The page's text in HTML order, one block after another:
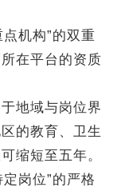
机构”的双重
在平台的资质
地域与岗位界
的教育、卫生
缩短至五年。
岗位”的严格